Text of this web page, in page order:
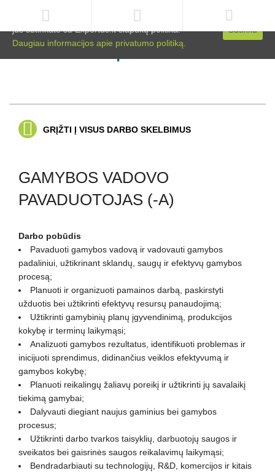
GRĮŽTI Į VISUS DARBO SKELBIMUS
GAMYBOS VADOVO
PAVADUOTOJAS (-A)
Darbo pobūdis
Pavaduoti gamybos vadovą ir vadovauti gamybos
padaliniui, užtikrinant sklandų, saugų ir efektyvų gamybos
procesą;
Planuoti ir organizuoti pamainos darbą, paskirstyti
užduotis bei užtikrinti efektyvų resursų panaudojimą;
Užtikrinti gamybinių planų įgyvendinimą, produkcijos
kokybę ir terminų laikymąsi;
Analizuoti gamybos rezultatus, identifikuoti problemas ir
inicijuoti sprendimus, didinančius veiklos efektyvumą ir
gamybos kokybę;
Planuoti reikalingų žaliavų poreikį ir užtikrinti jų savalaikį
tiekimą gamybai;
Dalyvauti diegiant naujus gaminius bei gamybos
procesus;
Užtikrinti darbo tvarkos taisyklių, darbuotojų saugos ir
sveikatos bei gaisrinės saugos reikalavimų laikymąsi;
Bendradarbiauti su technologijų, R&D, komercijos ir kitais
jūs sutinkate su Expertus.lt slapukų politika.
Daugiau informacijos apie privatumo politiką.
Sutinku